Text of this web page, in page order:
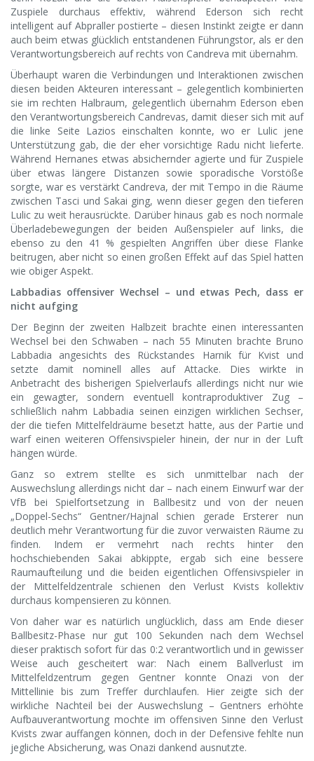
Zuspiele durchaus effektiv, während Ederson sich recht
intelligent auf Abpraller postierte – diesen Instinkt zeigte er dann
auch beim etwas glücklich entstandenen Führungstor, als er den
Verantwortungsbereich auf rechts von Candreva mit übernahm.
Überhaupt waren die Verbindungen und Interaktionen zwischen
diesen beiden Akteuren interessant – gelegentlich kombinierten
sie im rechten Halbraum, gelegentlich übernahm Ederson eben
den Verantwortungsbereich Candrevas, damit dieser sich mit auf
die linke Seite Lazios einschalten konnte, wo er Lulic jene
Unterstützung gab, die der eher vorsichtige Radu nicht lieferte.
Während Hernanes etwas absichernder agierte und für Zuspiele
über etwas längere Distanzen sowie sporadische Vorstöße
sorgte, war es verstärkt Candreva, der mit Tempo in die Räume
zwischen Tasci und Sakai ging, wenn dieser gegen den tieferen
Lulic zu weit herausrückte. Darüber hinaus gab es noch normale
Überladebewegungen der beiden Außenspieler auf links, die
ebenso zu den 41 % gespielten Angriffen über diese Flanke
beitrugen, aber nicht so einen großen Effekt auf das Spiel hatten
wie obiger Aspekt.
Labbadias offensiver Wechsel – und etwas Pech, dass er
nicht aufging
Der Beginn der zweiten Halbzeit brachte einen interessanten
Wechsel bei den Schwaben – nach 55 Minuten brachte Bruno
Labbadia angesichts des Rückstandes Harnik für Kvist und
setzte damit nominell alles auf Attacke. Dies wirkte in
Anbetracht des bisherigen Spielverlaufs allerdings nicht nur wie
ein gewagter, sondern eventuell kontraproduktiver Zug –
schließlich nahm Labbadia seinen einzigen wirklichen Sechser,
der die tiefen Mittelfeldräume besetzt hatte, aus der Partie und
warf einen weiteren Offensivspieler hinein, der nur in der Luft
hängen würde.
Ganz so extrem stellte es sich unmittelbar nach der
Auswechslung allerdings nicht dar – nach einem Einwurf war der
VfB bei Spielfortsetzung in Ballbesitz und von der neuen
„Doppel-Sechs“ Gentner/Hajnal schien gerade Ersterer nun
deutlich mehr Verantwortung für die zuvor verwaisten Räume zu
finden. Indem er vermehrt nach rechts hinter den
hochschiebenden Sakai abkippte, ergab sich eine bessere
Raumaufteilung und die beiden eigentlichen Offensivspieler in
der Mittelfeldzentrale schienen den Verlust Kvists kollektiv
durchaus kompensieren zu können.
Von daher war es natürlich unglücklich, dass am Ende dieser
Ballbesitz-Phase nur gut 100 Sekunden nach dem Wechsel
dieser praktisch sofort für das 0:2 verantwortlich und in gewisser
Weise auch gescheitert war: Nach einem Ballverlust im
Mittelfeldzentrum gegen Gentner konnte Onazi von der
Mittellinie bis zum Treffer durchlaufen. Hier zeigte sich der
wirkliche Nachteil bei der Auswechslung – Gentners erhöhte
Aufbauverantwortung mochte im offensiven Sinne den Verlust
Kvists zwar auffangen können, doch in der Defensive fehlte nun
jegliche Absicherung, was Onazi dankend ausnutzte.